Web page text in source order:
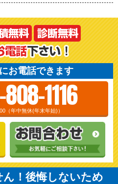
お電話できます
1116
（年中無休(年末年始)）
！後悔しないため